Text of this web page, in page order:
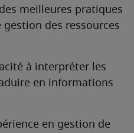
meilleures pratiques
gestion des ressources
à interpréter les
en informations
en gestion de